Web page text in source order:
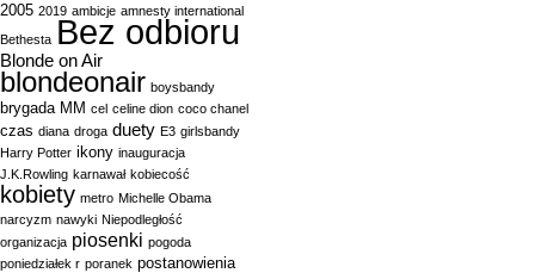
2005 2019 ambicje amnesty international
Bethesta Bez odbioru
Blonde on Air
blondeonair boysbandy
brygada MM cel celine dion coco chanel
czas diana droga duety E3 girlsbandy
Harry Potter ikony inauguracja
J.K.Rowling karnawał kobiecość
kobiety metro Michelle Obama
narcyzm nawyki Niepodległość
organizacja piosenki pogoda
poniedziałek r poranek postanowienia